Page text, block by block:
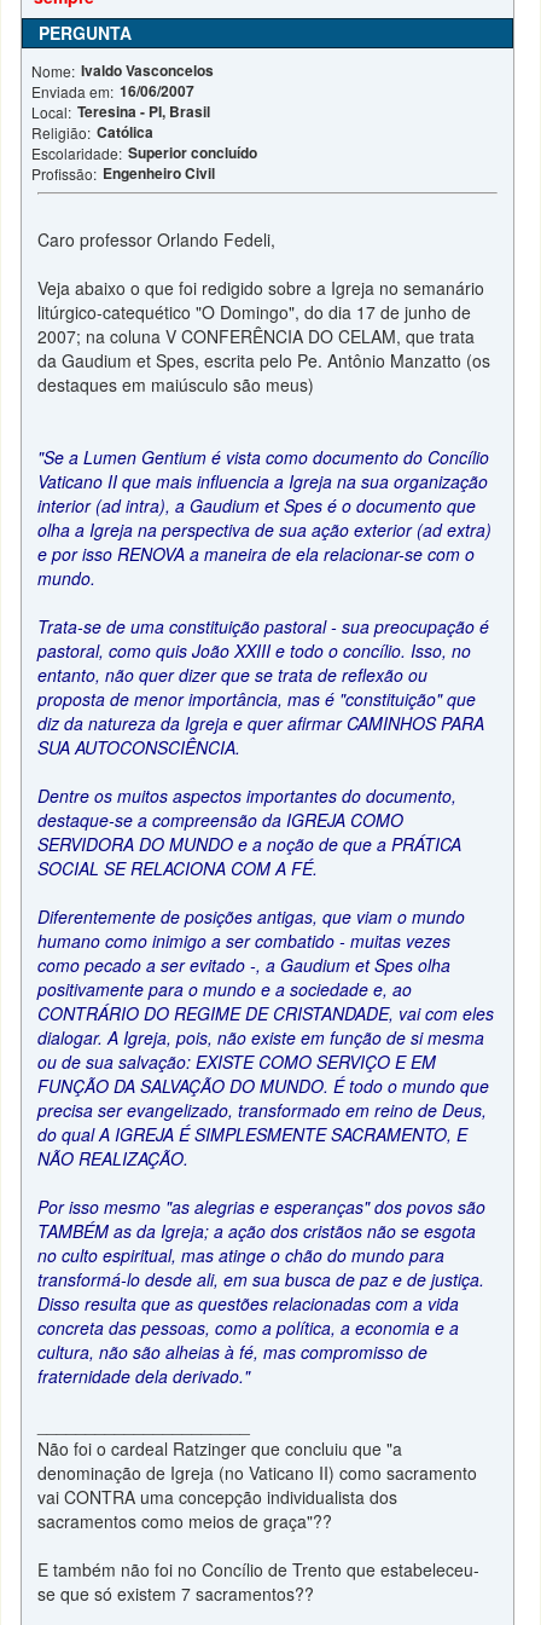
PERGUNTA
Nome: Ivaldo Vasconcelos
Enviada em: 16/06/2007
Local: Teresina - PI, Brasil
Religião: Católica
Escolaridade: Superior concluído
Profissão: Engenheiro Civil
Caro professor Orlando Fedeli,
Veja abaixo o que foi redigido sobre a Igreja no semanário
litúrgico-catequético "O Domingo", do dia 17 de junho de
2007; na coluna V CONFERÊNCIA DO CELAM, que trata
da Gaudium et Spes, escrita pelo Pe. Antônio Manzatto (os
destaques em maiúsculo são meus)
"Se a Lumen Gentium é vista como documento do Concílio
Vaticano II que mais influencia a Igreja na sua organização
interior (ad intra), a Gaudium et Spes é o documento que
olha a Igreja na perspectiva de sua ação exterior (ad extra)
e por isso RENOVA a maneira de ela relacionar-se com o
mundo.
Trata-se de uma constituição pastoral - sua preocupação é
pastoral, como quis João XXIII e todo o concílio. Isso, no
entanto, não quer dizer que se trata de reflexão ou
proposta de menor importância, mas é "constituição" que
diz da natureza da Igreja e quer afirmar CAMINHOS PARA
SUA AUTOCONSCIÊNCIA.
Dentre os muitos aspectos importantes do documento,
destaque-se a compreensão da IGREJA COMO
SERVIDORA DO MUNDO e a noção de que a PRÁTICA
SOCIAL SE RELACIONA COM A FÉ.
Diferentemente de posições antigas, que viam o mundo
humano como inimigo a ser combatido - muitas vezes
como pecado a ser evitado -, a Gaudium et Spes olha
positivamente para o mundo e a sociedade e, ao
CONTRÁRIO DO REGIME DE CRISTANDADE, vai com eles
dialogar. A Igreja, pois, não existe em função de si mesma
ou de sua salvação: EXISTE COMO SERVIÇO E EM
FUNÇÃO DA SALVAÇÃO DO MUNDO. É todo o mundo que
precisa ser evangelizado, transformado em reino de Deus,
do qual A IGREJA É SIMPLESMENTE SACRAMENTO, E
NÃO REALIZAÇÃO.
Por isso mesmo "as alegrias e esperanças" dos povos são
TAMBÉM as da Igreja; a ação dos cristãos não se esgota
no culto espiritual, mas atinge o chão do mundo para
transformá-lo desde ali, em sua busca de paz e de justiça.
Disso resulta que as questões relacionadas com a vida
concreta das pessoas, como a política, a economia e a
cultura, não são alheias à fé, mas compromisso de
fraternidade dela derivado."
Não foi o cardeal Ratzinger que concluiu que "a
denominação de Igreja (no Vaticano II) como sacramento
vai CONTRA uma concepção individualista dos
sacramentos como meios de graça"??
E também não foi no Concílio de Trento que estabeleceu-
se que só existem 7 sacramentos??